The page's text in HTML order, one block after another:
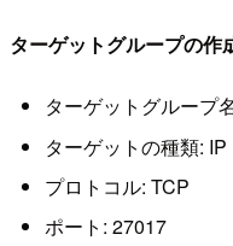
ターゲットグループの作
ターゲットグループ
ターゲットの種類: IP
プロトコル: TCP
ポート: 27017